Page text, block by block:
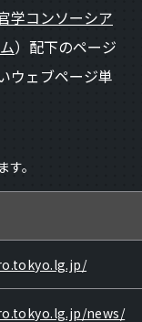
学コンソーシア
）配下のページ
ウェブページ単
。
news/